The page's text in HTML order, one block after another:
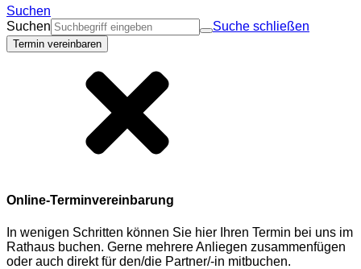
Suchen
Suchen
Suche schließen
Termin vereinbaren
Online-Terminvereinbarung
In wenigen Schritten können Sie hier Ihren Termin bei uns im
Rathaus buchen. Gerne mehrere Anliegen zusammenfügen
oder auch direkt für den/die Partner/-in mitbuchen.